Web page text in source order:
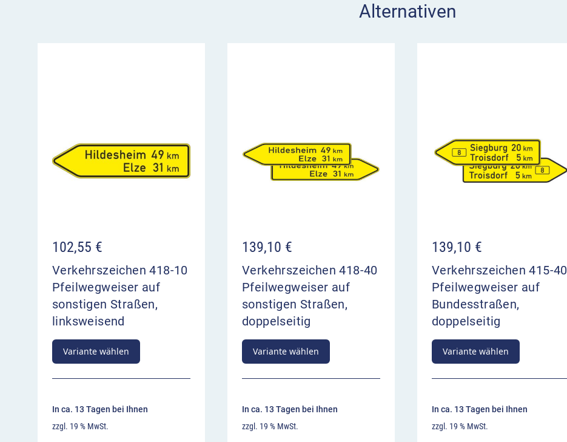
Alternativen
102,55 €
Verkehrszeichen 418-10
Pfeilwegweiser auf
sonstigen Straßen,
linksweisend
Variante wählen
In ca. 13 Tagen bei Ihnen
zzgl. 19 % MwSt.
139,10 €
Verkehrszeichen 418-40
Pfeilwegweiser auf
sonstigen Straßen,
doppelseitig
Variante wählen
In ca. 13 Tagen bei Ihnen
zzgl. 19 % MwSt.
139,10 €
Verkehrszeichen 415-40
Pfeilwegweiser auf
Bundesstraßen,
doppelseitig
Variante wählen
In ca. 13 Tagen bei Ihnen
zzgl. 19 % MwSt.